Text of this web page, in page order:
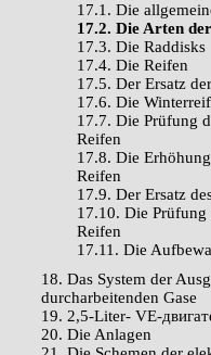
17.1. Die
17.2. Die Arten
17.3. Die Raddisks
17.4. Die Reifen
17.5. Der Ersatz
17.6. Die
17.7. Die Prüfung
Reifen
17.8. Die
Reifen
17.9. Der Ersatz
17.10. Die Prüfung
Reifen
17.11. Die
18. Das System der
durcharbeitenden Gase
19. 2,5-Liter- VЕ-
20. Die Anlagen